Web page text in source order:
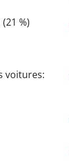
%)
voitures: